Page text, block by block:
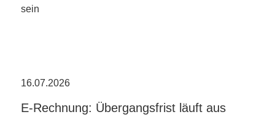
sein
16.07.2026
E-Rechnung: Übergangsfrist läuft aus